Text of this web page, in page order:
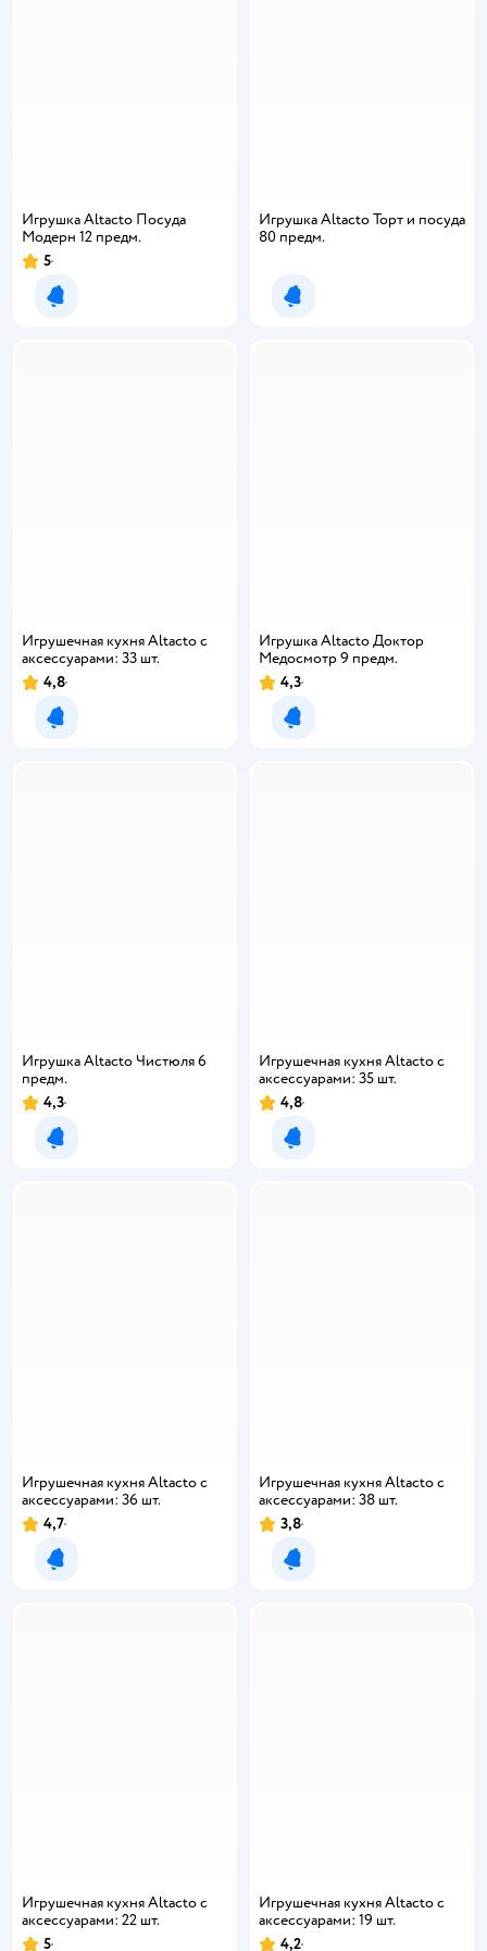
Игрушка Altacto Посуда
Модерн 12 предм.
Рейтинг:
5
Уведомить о появлении
Игрушка Altacto Торт и посуда
80 предм.
Уведомить о появлении
Игрушечная кухня Altacto с
аксессуарами: 33 шт.
Рейтинг:
4,8
Уведомить о появлении
Игрушка Altacto Доктор
Медосмотр 9 предм.
Рейтинг:
4,3
Уведомить о появлении
Игрушка Altacto Чистюля 6
предм.
Рейтинг:
4,3
Уведомить о появлении
Игрушечная кухня Altacto с
аксессуарами: 35 шт.
Рейтинг:
4,8
Уведомить о появлении
Игрушечная кухня Altacto с
аксессуарами: 36 шт.
Рейтинг:
4,7
Уведомить о появлении
Игрушечная кухня Altacto с
аксессуарами: 38 шт.
Рейтинг:
3,8
Уведомить о появлении
Игрушечная кухня Altacto с
аксессуарами: 22 шт.
5
Игрушечная кухня Altacto с
аксессуарами: 19 шт.
4,2